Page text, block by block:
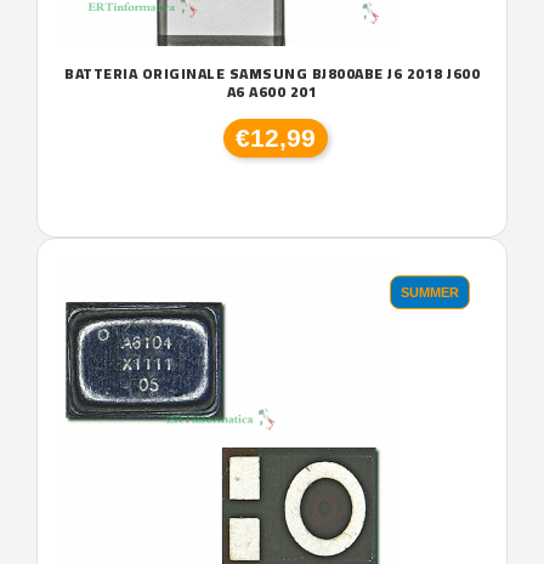
BATTERIA ORIGINALE SAMSUNG BJ800ABE J6 2018 J600
A6 A600 201
€12,99
SUMMER